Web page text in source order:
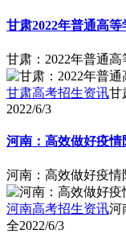
甘肃2022年普通高
甘肃：2022年普通
甘肃高考招生资讯甘
2022/6/3
河南：高效做好疫
河南：高效做好疫
河南高考招生资讯河
全2022/6/3